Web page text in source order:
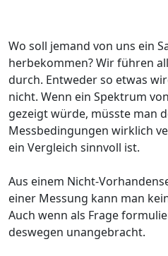
Wo soll jemand von uns ein
herbekommen? Wir führen
durch. Entweder so etwas
nicht. Wenn ein Spektrum
gezeigt würde, müsste man
Messbedingungen wirklich
ein Vergleich sinnvoll ist.
Aus einem Nicht-
einer Messung kann man
Auch wenn als Frage
deswegen unangebracht.